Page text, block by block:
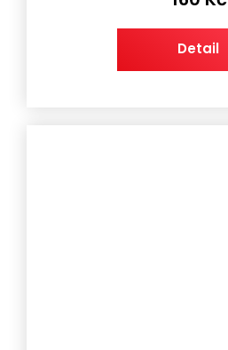
Detail